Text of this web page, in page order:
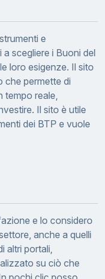
e
scegliere i Buoni del
loro esigenze. Il sito
che permette di
tempo reale,
Il sito è utile
dei BTP e vuole
e lo considero
anche a quelli
altri portali,
su ciò che